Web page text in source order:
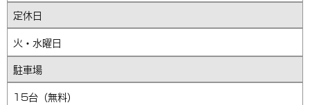
定休日
火・水曜日
駐車場
15台（無料）